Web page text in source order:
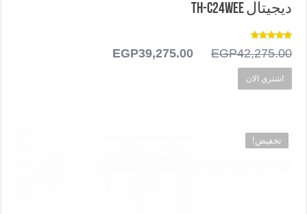
ديجيتال TH-C24WEE
تم التقييم
5.00من 5 EGP42,275.00
السعر
EGP39,275.00
اشتري الان
تخفيض!